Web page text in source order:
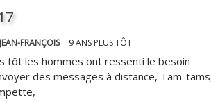
JEAN-FRANÇOIS 9 ANS PLUS TÔT
tôt les hommes ont ressenti le besoin
des messages à distance, Tam-